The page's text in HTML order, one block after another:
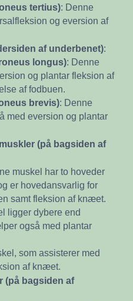
tertius): Denne
og eversion af
af underbenet):
longus): Denne
og plantar fleksion af
af fodbuen.
brevis): Denne
med eversion og plantar
(på bagsiden af
muskel har to hoveder
er hovedansvarlig for
samt fleksion af knæet.
ligger dybere end
også med plantar
som assisterer med
af knæet.
(på bagsiden af